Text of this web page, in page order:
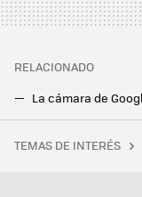
RELACIONADO
TEMAS DE INTERÉS